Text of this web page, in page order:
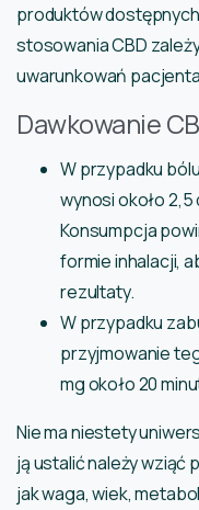
produktów
stosowania CBD
uwarunkowań
Dawkowanie
W przypadku
wynosi około 2,5
Konsumpcja
formie inhalacji,
rezultaty.
W przypadku
przyjmowanie
mg około 20
Nie ma niestety
ją ustalić należy wziąć
jak waga, wiek,